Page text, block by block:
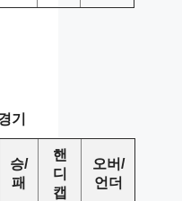
기
승/
패
핸
디
캡
오버/
언더